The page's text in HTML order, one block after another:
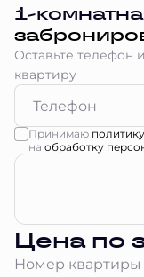
1-
Оставьте
квартиру
Принимаю
на обработку
Цена по
Номер квартиры